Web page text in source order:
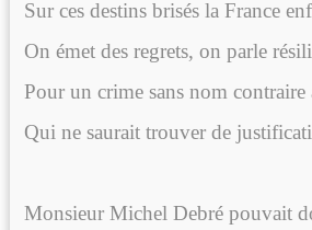
Sur ces destins brisés la France
On émet des regrets, on parle
Pour un crime sans nom contraire
Qui ne saurait trouver de
Monsieur Michel Debré pouvait